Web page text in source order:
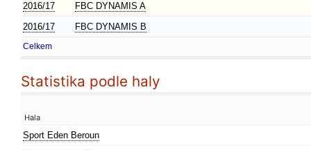
2016/17
FBC DYNAMIS A
2016/17
FBC DYNAMIS B
Celkem
Statistika podle haly
Hala
Sport Eden Beroun